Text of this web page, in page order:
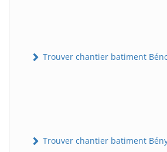
Trouver chantier batiment
Trouver chantier batiment